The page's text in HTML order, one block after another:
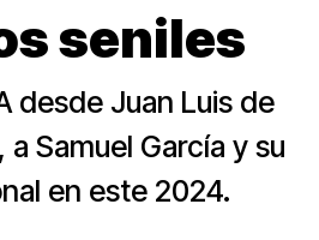
seniles
desde Juan Luis de
a Samuel García y su
en este 2024.